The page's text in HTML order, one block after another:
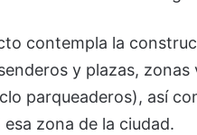
contempla la
y plazas,
parqueaderos), así
zona de la ciudad.